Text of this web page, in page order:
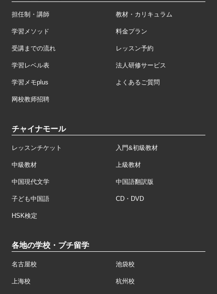
担任制・講師 教材・カリキュラム
学習メソッド 料金プラン
受講までの流れ レッスン予約
学習レベル表 法人研修サービス
学習メモplus よくあるご質問
网校教师招聘
チャイナモール
レッスンチケット 入門&初級教材
中級教材 上級教材
中国現代文学 中国語翻訳版
子ども中国語 CD・DVD
HSK検定
各地の学校・プチ留学
名古屋校 池袋校
上海校 杭州校